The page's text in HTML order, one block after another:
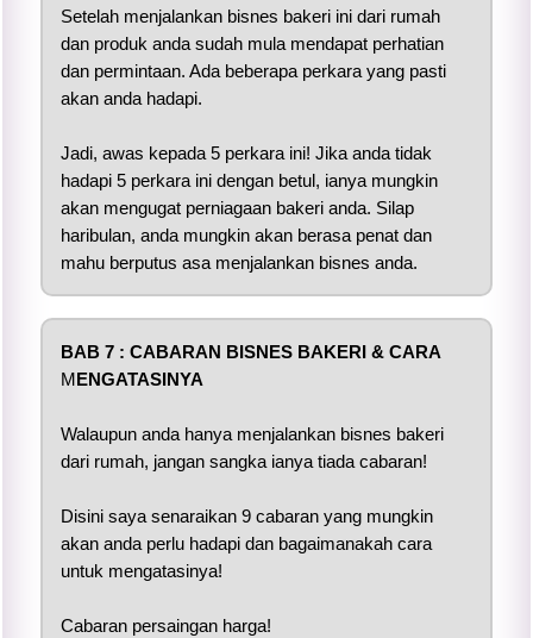
Setelah menjalankan bisnes bakeri ini dari rumah
dan produk anda sudah mula mendapat perhatian
dan permintaan. Ada beberapa perkara yang pasti
akan anda hadapi.
Jadi, awas kepada 5 perkara ini! Jika anda tidak
hadapi 5 perkara ini dengan betul, ianya mungkin
akan mengugat perniagaan bakeri anda. Silap
haribulan, anda mungkin akan berasa penat dan
mahu berputus asa menjalankan bisnes anda.
BAB 7 :CABARAN BISNES BAKERI & CARA
MENGATASINYA
Walaupun anda hanya menjalankan bisnes bakeri
dari rumah, jangan sangka ianya tiada cabaran!
Disini saya senaraikan 9 cabaran yang mungkin
akan anda perlu hadapi dan bagaimanakah cara
untuk mengatasinya!
Cabaran persaingan harga!